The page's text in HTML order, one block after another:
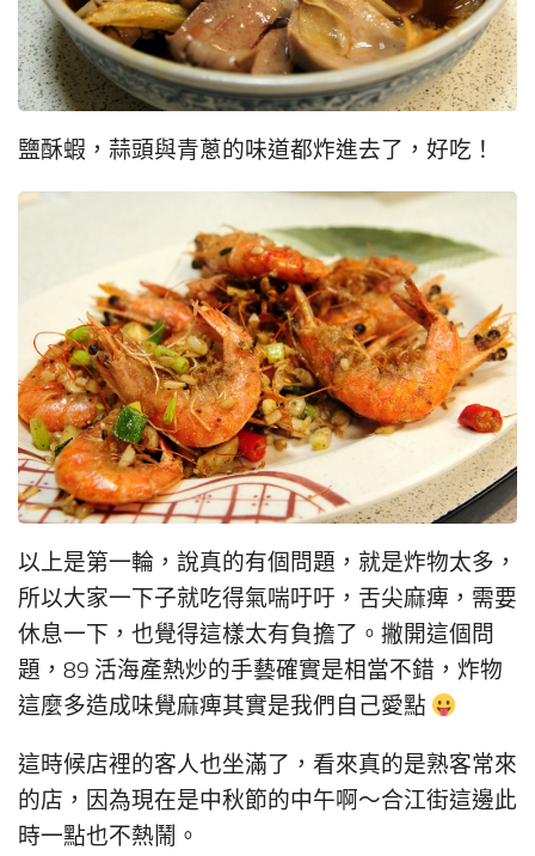
鹽酥蝦，蒜頭與青蔥的味道都炸進去了，好吃！
以上是第一輪，說真的有個問題，就是炸物太多，
所以大家一下子就吃得氣喘吁吁，舌尖麻痺，需要
休息一下，也覺得這樣太有負擔了。撇開這個問
題，89 活海產熱炒的手藝確實是相當不錯，炸物
這麼多造成味覺麻痺其實是我們自己愛點
這時候店裡的客人也坐滿了，看來真的是熟客常來
的店，因為現在是中秋節的中午啊～合江街這邊此
時一點也不熱鬧。